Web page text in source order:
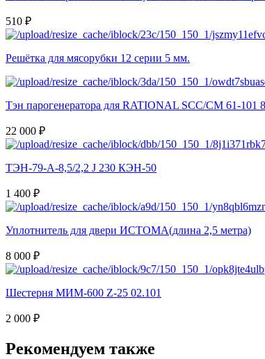
510 ₽
Решётка для мясорубки 12 серии 5 мм.
Тэн парогенератора для RATIONAL SCC/CM 61-101
22 000 ₽
ТЭН-79-А-8,5/2,2 J 230 КЭН-50
1 400 ₽
Уплотнитель для двери ИСТОМА(длина 2,5 метра)
8 000 ₽
Шестерня МИМ-600 Z-25 02.101
2 000 ₽
Рекомендуем также